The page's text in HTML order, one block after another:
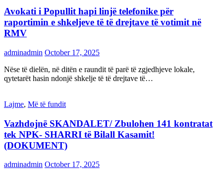
Avokati i Popullit hapi linjë telefonike për
raportimin e shkeljeve të të drejtave të votimit në
RMV
adminadmin October 17, 2025
Nëse të dielën, në ditën e raundit të parë të zgjedhjeve lokale,
qytetarët hasin ndonjë shkelje të të drejtave të…
Lajme, Më të fundit
Vazhdojnē SKANDALET/ Zbulohen 141 kontratat
tek NPK- SHARRI të Bilall Kasamit!
(DOKUMENT)
adminadmin October 17, 2025